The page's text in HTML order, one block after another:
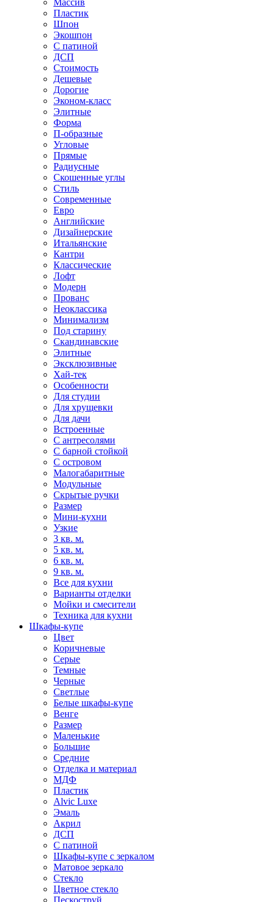
Массив
Пластик
Шпон
Экошпон
С патиной
ДСП
Стоимость
Дешевые
Дорогие
Эконом-класс
Элитные
Форма
П-образные
Угловые
Прямые
Радиусные
Скошенные углы
Стиль
Современные
Евро
Английские
Дизайнерские
Итальянские
Кантри
Классические
Лофт
Модерн
Прованс
Неоклассика
Минимализм
Под старину
Скандинавские
Элитные
Эксклюзивные
Хай-тек
Особенности
Для студии
Для хрущевки
Для дачи
Встроенные
С антресолями
С барной стойкой
С островом
Малогабаритные
Модульные
Скрытые ручки
Размер
Мини-кухни
Узкие
3 кв. м.
5 кв. м.
6 кв. м.
9 кв. м.
Все для кухни
Варианты отделки
Мойки и смесители
Техника для кухни
Шкафы-купе
Цвет
Коричневые
Серые
Темные
Черные
Светлые
Белые шкафы-купе
Венге
Размер
Маленькие
Большие
Средние
Отделка и материал
МДФ
Пластик
Alvic Luxe
Эмаль
Акрил
ДСП
С патиной
Шкафы-купе с зеркалом
Матовое зеркало
Стекло
Цветное стекло
Пескоструй